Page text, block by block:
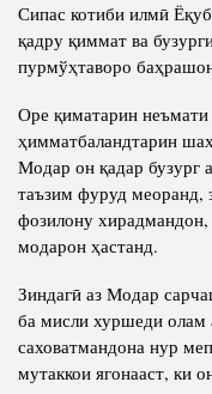
Сипас котиби илмӣ
қадру қиммат ва
пурмўҳтаворо
Оре қиматарин
ҳимматбаландтарин
Модар он қадар бузург
таъзим фуруд меоранд,
фозилону
модарон ҳастанд.
Зиндагӣ аз Модар
ба мисли хуршеди олам
саховатмандона нур
мутаккои ягонааст, ки